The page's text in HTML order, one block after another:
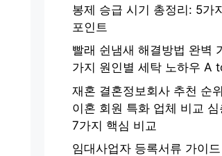
봉제 승급 시기 총정리: 5가
포인트
빨래 쉰냄새 해결방법 완벽
가지 원인별 세탁 노하우 A
재혼 결혼정보회사 추천 순
이혼 회원 특화 업체 비교 심
7가지 핵심 비교
임대사업자 등록서류 가이